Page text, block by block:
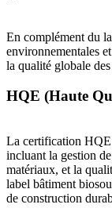
En complément du
environnementales
la qualité globale
HQE (Haute
La certification HQE
incluant la gestion
matériaux, et la
label bâtiment
de construction